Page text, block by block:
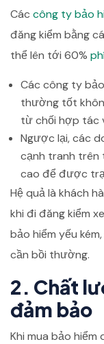
Các công ty bảo
đăng kiểm bằng
thể lên tới 60%
Các công ty
thường tốt
từ chối hợp tác
Ngược lại, các
cạnh tranh trên
cao để được
Hệ quả là khách
khi đi đăng kiểm
bảo hiểm yếu
cần bồi thường.
2. Chất
đảm bảo
Khi mua bảo hiểm